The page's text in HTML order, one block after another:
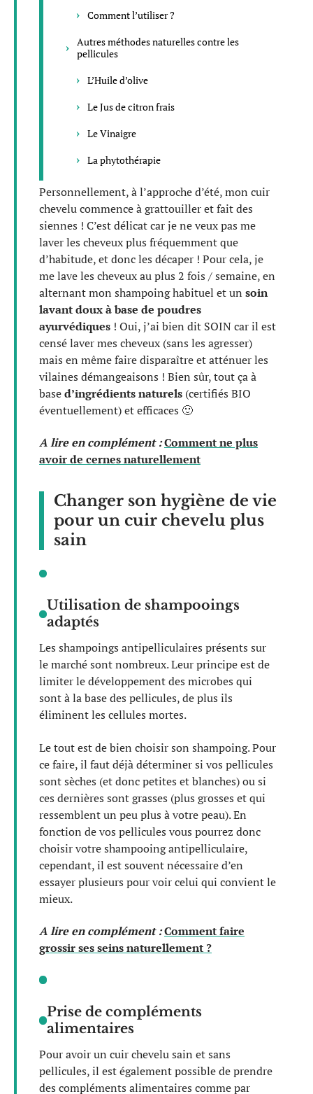
Comment l’utiliser ?
Autres méthodes naturelles contre les
pellicules
L’Huile d’olive
Le Jus de citron frais
Le Vinaigre
La phytothérapie
Personnellement, à l’approche d’été, mon cuir
chevelu commence à grattouiller et fait des
siennes ! C’est délicat car je ne veux pas me
laver les cheveux plus fréquemment que
d’habitude, et donc les décaper ! Pour cela, je
me lave les cheveux au plus 2 fois / semaine, en
alternant mon shampoing habituel et un soin
lavant doux à base de poudres
ayurvédiques ! Oui, j’ai bien dit SOIN car il est
censé laver mes cheveux (sans les agresser)
mais en même faire disparaître et atténuer les
vilaines démangeaisons ! Bien sûr, tout ça à
based’ingrédientsnaturels (certifiés BIO
éventuellement) et efficaces 🙂
A lire en complément :Comment ne plus
avoir de cernes naturellement
Changer son hygiène de vie
pour un cuir chevelu plus
sain
Utilisation de shampooings
adaptés
Les shampoings antipelliculaires présents sur
le marché sont nombreux. Leur principe est de
limiter le développement des microbes qui
sont à la base des pellicules, de plus ils
éliminent les cellules mortes.
Le tout est de bien choisir son shampoing. Pour
ce faire, il faut déjà déterminer si vos pellicules
sont sèches (et donc petites et blanches) ou si
ces dernières sont grasses (plus grosses et qui
ressemblent un peu plus à votre peau). En
fonction de vos pellicules vous pourrez donc
choisir votre shampooing antipelliculaire,
cependant, il est souvent nécessaire d’en
essayer plusieurs pour voir celui qui convient le
mieux.
A lire en complément :Comment faire
grossir ses seins naturellement ?
Prise de compléments
alimentaires
Pour avoir un cuir chevelu sain et sans
pellicules, il est également possible de prendre
des compléments alimentaires comme par